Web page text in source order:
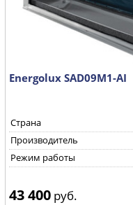
Energolux SAD09M1-AI
Страна
Производитель
Режим работы
43 400 руб.